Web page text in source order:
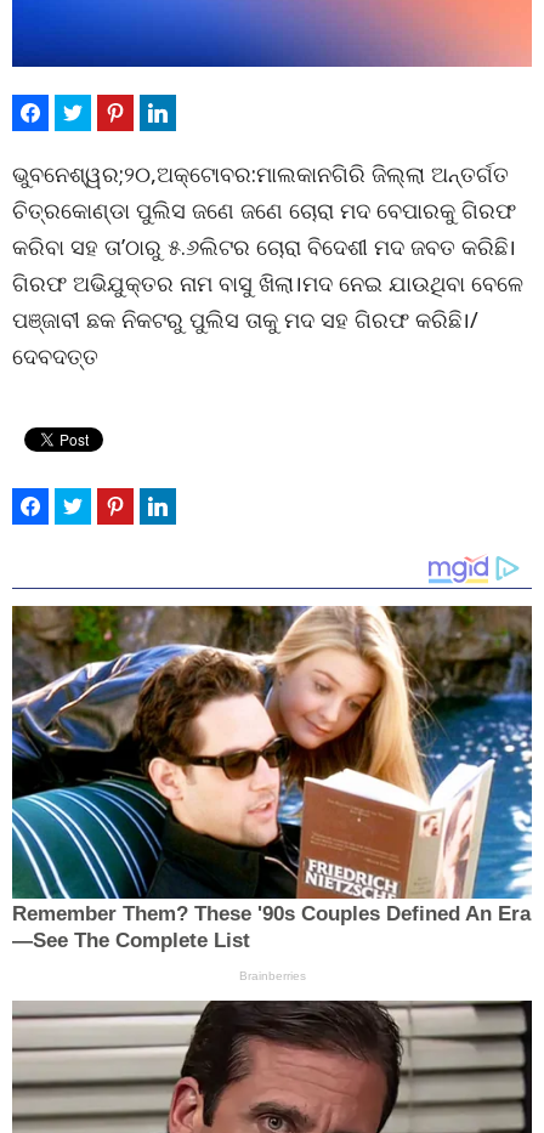
ଭୁବନେଶ୍ୱର;୨୦,ଅକ୍ଟୋବର:ମାଲକାନଗିରି ଜିଲ୍ଲା ଅନ୍ତର୍ଗତ
ଚିତ୍ରକୋଣ୍ଡା ପୁଲିସ ଜଣେ ଜଣେ ଚୋରା ମଦ ବେପାରକୁ ଗିରଫ
କରିବା ସହ ତା’ଠାରୁ ୫.୬ଲିଟର ଚୋରା ବିଦେଶୀ ମଦ ଜବତ କରିଛି।
ଗିରଫ ଅଭିଯୁକ୍ତର ନାମ ବାସୁ ଖିଲା।ମଦ ନେଇ ଯାଉଥିବା ବେଳେ
ପଞ୍ଜାବୀ ଛକ ନିକଟରୁ ପୁଲିସ ତାକୁ ମଦ ସହ ଗିରଫ କରିଛି।/
ଦେବଦତ୍ତ